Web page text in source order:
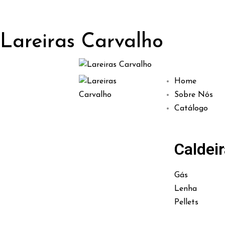
Lareiras Carvalho
Home
Sobre Nós
Catálogo
Gás
Lenha
Pellets